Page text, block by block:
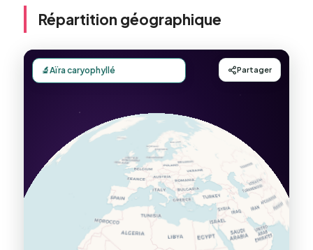
Répartition géographique